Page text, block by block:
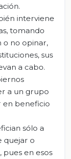
interviene
tomando
o no opinar,
sus
a cabo.
a un grupo
en beneficio
sólo a
quejar o
pues en esos